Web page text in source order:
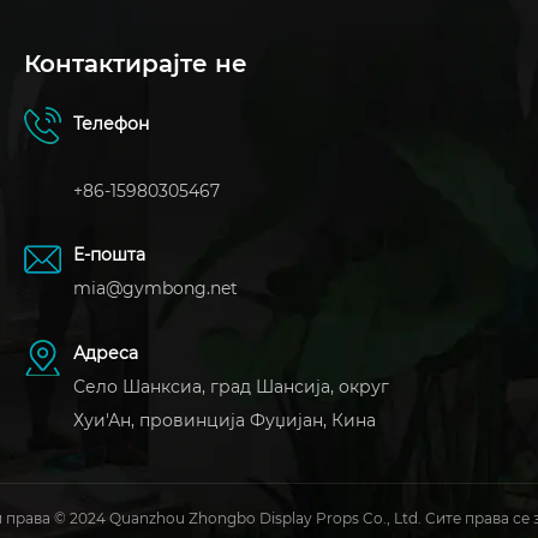
Контактирајте не
Телефон
+86-15980305467
Е-пошта
mia@gymbong.net
Адреса
Село Шанксиа, град Шансија, округ
Хуи'Ан, провинција Фуџијан, Кина
права © 2024 Quanzhou Zhongbo Display Props Co., Ltd. Сите права се